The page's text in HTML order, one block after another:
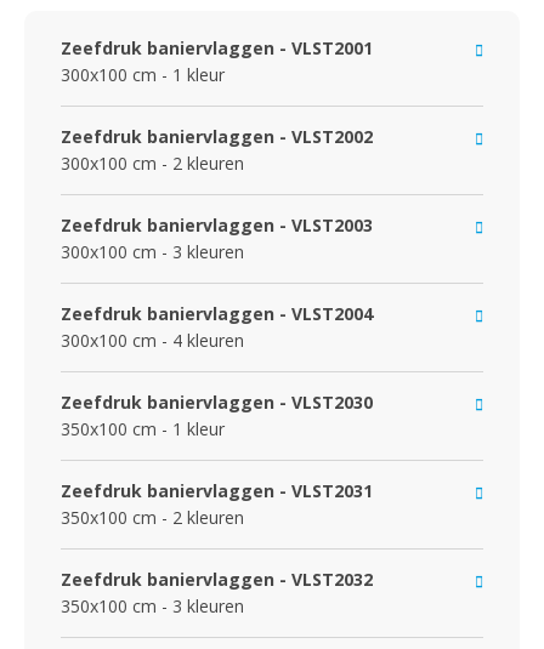
Zeefdruk baniervlaggen - VLST2001
300x100 cm - 1 kleur
Zeefdruk baniervlaggen - VLST2002
300x100 cm - 2 kleuren
Zeefdruk baniervlaggen - VLST2003
300x100 cm - 3 kleuren
Zeefdruk baniervlaggen - VLST2004
300x100 cm - 4 kleuren
Zeefdruk baniervlaggen - VLST2030
350x100 cm - 1 kleur
Zeefdruk baniervlaggen - VLST2031
350x100 cm - 2 kleuren
Zeefdruk baniervlaggen - VLST2032
350x100 cm - 3 kleuren